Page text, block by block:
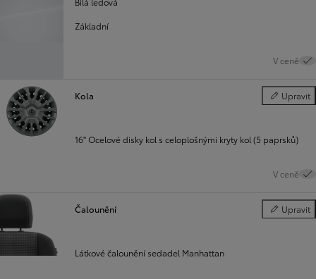
Základní
V ceně
Kola Upravit
Kola
16" Ocelové disky kol s celoplošnými kryty kol (5 paprsků)
V ceně
Čalounění Upravit
Čalounění
Látkové čalounění sedadel Manhattan